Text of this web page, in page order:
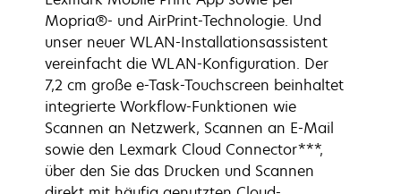
Mopria®- und AirPrint-Technologie. Und
unser neuer WLAN-Installationsassistent
vereinfacht die WLAN-Konfiguration. Der
7,2 cm große e-Task-Touchscreen beinhaltet
integrierte Workflow-Funktionen wie
Scannen an Netzwerk, Scannen an E-Mail
sowie den Lexmark Cloud Connector***,
über den Sie das Drucken und Scannen